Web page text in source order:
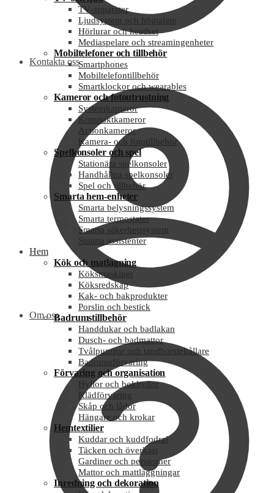
Kontakta oss
Om oss
TV-apparater
Ljudsystem och högtalare
Hörlurar och headset
Mediaspelare och streamingenheter
Mobiltelefoner och tillbehör
Smartphones
Mobiltelefontillbehör
Smartklockor och wearables
Kameror och fotoutrustning
Systemkameror
Kompaktkameror
Actionkameror
Kamera- och fototillbehör
Spelkonsoler och spel
Stationära spelkonsoler
Handhållna spelkonsoler
Spel och tillbehör
Smarta hem-enheter
Smarta belysningssystem
Smarta termostater
Smarta säkerhetssystem
Smarta assistenter
Hem
Kök och matlagning
Köksmaskiner
Köksredskap
Kak- och bakprodukter
Porslin och bestick
Badrumstillbehör
Handdukar och badlakan
Dusch- och badmattor
Tvålpumpar och tandborstehållare
Badrumsförvaring
Förvaring och organisation
Hyllor och bokhyllor
Klädförvaring
Skåp och lådor
Hängare och krokar
Hemtextilier
Kuddar och kuddfodral
Täcken och överkast
Gardiner och persienner
Mattor och mattläggningar
Inredning och dekoration